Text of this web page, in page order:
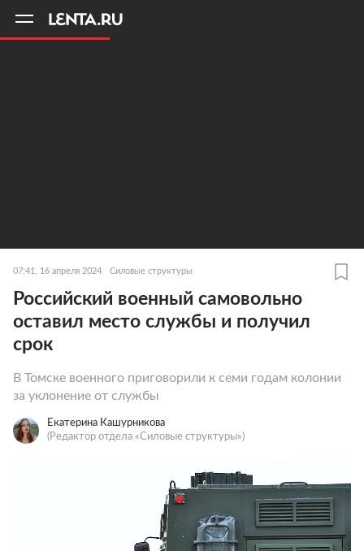
07:41, 16 апреля 2024 Силовые структуры
Российский военный самовольно
оставил место службы и получил
срок
В Томске военного приговорили к семи годам колонии
за уклонение от службы
Екатерина Кашурникова
(Редактор отдела «Силовые структуры»)